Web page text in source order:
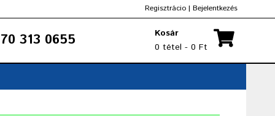
Regisztrácio | Bejelentkezés
313 0655
Kosár
0 tétel - 0 Ft